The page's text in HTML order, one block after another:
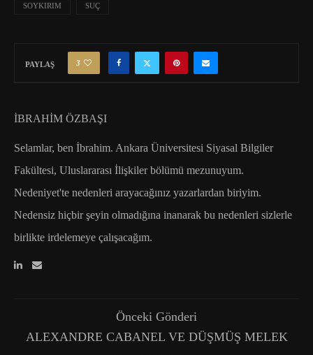
SOYKIRIM SUÇ
PAYLAŞ 3
İBRAHIM ÖZBAŞI
Selamlar, ben İbrahim. Ankara Üniversitesi Siyasal Bilgiler
Fakültesi, Uluslararası İlişkiler bölümü mezunuyum.
Nedeniyet'te nedenleri arayacağınız yazarlardan biriyim.
Nedensiz hiçbir şeyin olmadığına inanarak bu nedenleri sizlerle
birlikte irdelemeye çalışacağım.
Önceki Gönderi
ALEXANDRE CABANEL VE DÜŞMÜŞ MELEK